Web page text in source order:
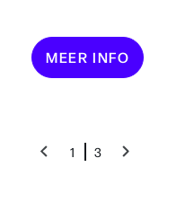
MEER INFO
1 3